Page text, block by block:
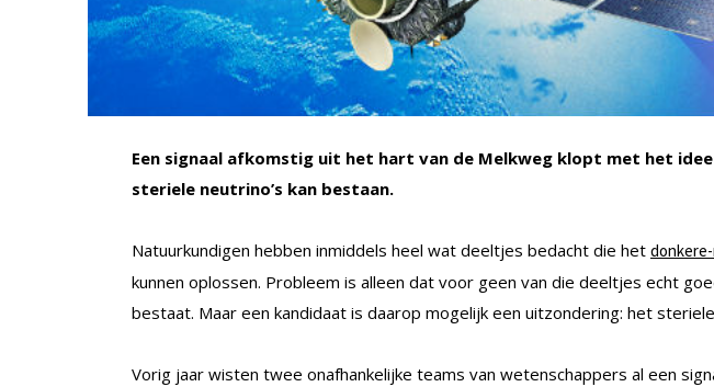
Een signaal afkomstig uit het hart van de Melkweg klopt met het
steriele neutrino’s kan bestaan.
Natuurkundigen hebben inmiddels heel wat deeltjes bedacht die het
kunnen oplossen. Probleem is alleen dat voor geen van die deeltjes echt
bestaat. Maar een kandidaat is daarop mogelijk een uitzondering: het
Vorig jaar wisten twee onafhankelijke teams van wetenschappers al een